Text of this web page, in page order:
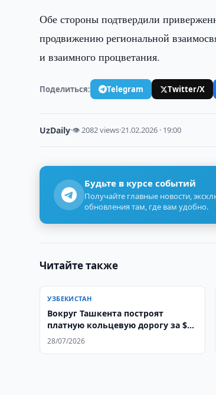
Обе стороны подтвердили
продвижению региональной
и взаимного процветания.
Поделиться: Telegram Twitter/X
UzDaily·👁 2082 views·21.02.2026 · 19:00
Будьте в курсе событий
Получайте главные новости,
обновления там, где вам удобно.
Читайте также
УЗБЕКИСТАН
Вокруг Ташкента построят
платную кольцевую дорогу за $1
млрд
28/07/2026